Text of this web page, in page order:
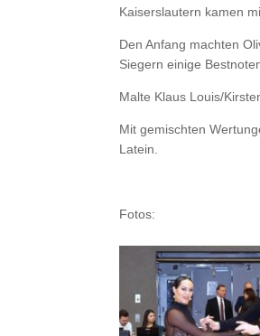
Kaiserslautern kamen
Den Anfang machten
Siegern einige
Malte Klaus Louis/
Mit gemischten
Latein.
Fotos: